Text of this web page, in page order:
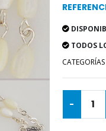
TODOS
CATEGORÍAS
-